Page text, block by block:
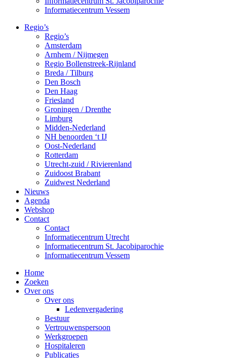
Informatiecentrum Vessem
Regio’s
Regio’s
Amsterdam
Arnhem / Nijmegen
Regio Bollenstreek-Rijnland
Breda / Tilburg
Den Bosch
Den Haag
Friesland
Groningen / Drenthe
Limburg
Midden-Nederland
NH benoorden ‘t IJ
Oost-Nederland
Rotterdam
Utrecht-zuid / Rivierenland
Zuidoost Brabant
Zuidwest Nederland
Nieuws
Agenda
Webshop
Contact
Contact
Informatiecentrum Utrecht
Informatiecentrum St. Jacobiparochie
Informatiecentrum Vessem
Home
Zoeken
Over ons
Over ons
Ledenvergadering
Bestuur
Vertrouwenspersoon
Werkgroepen
Hospitaleren
Publicaties